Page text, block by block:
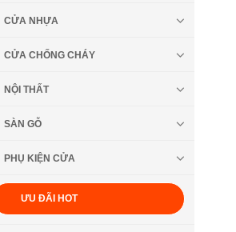
CỬA NHỰA
CỬA CHỐNG CHÁY
NỘI THẤT
SÀN GỖ
PHỤ KIỆN CỬA
ƯU ĐÃI HOT